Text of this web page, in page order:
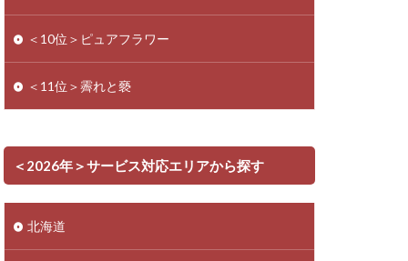
＜10位＞ピュアフラワー
＜11位＞霽れと褻
＜2026年＞サービス対応エリアから探す
北海道